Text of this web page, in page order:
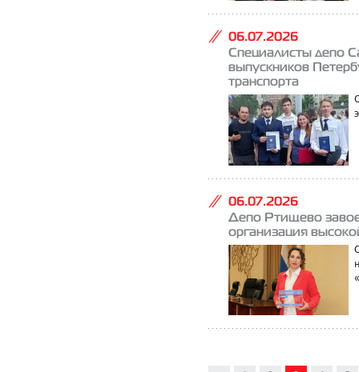
06.07.2026
Специалисты депо
выпускников
транспорта
06.07.2026
Депо Ртищево
организация